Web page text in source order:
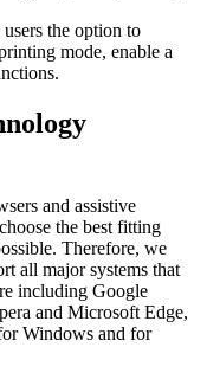
the option to
mode, enable a
and assistive
the best fitting
Therefore, we
all major systems that
including Google
and Microsoft Edge,
Windows and for